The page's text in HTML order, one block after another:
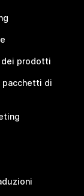
dei prodotti
pacchetti di